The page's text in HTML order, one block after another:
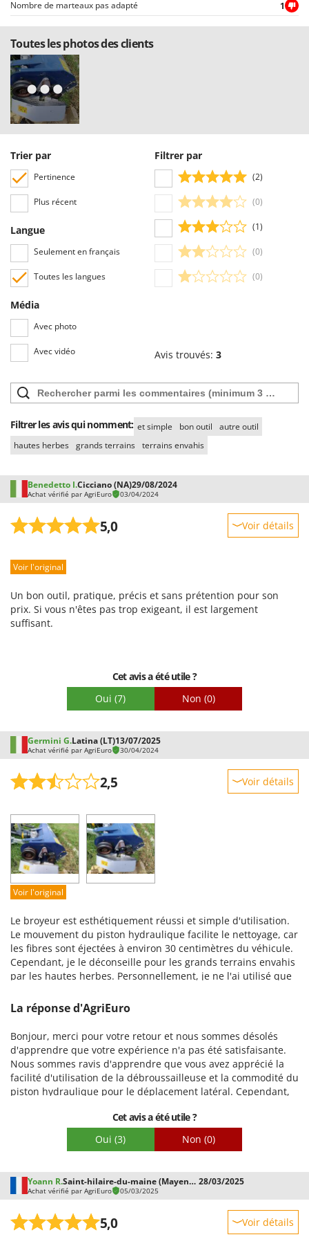
Worx
Y Yard Force
Z
Zanon
Zephir
ZGrills
Nombre de marteaux pas adapté
1
Toutes les photos des clients
Trier par
Pertinence
Plus récent
Langue
Seulement en français
Toutes les langues
Média
Avec photo
Avec vidéo
Filtrer par
(2)
(0)
(1)
(0)
(0)
Avis trouvés: 3
Filtrer les avis qui nomment: et simple bon outil
autre outil
hautes herbes grands terrains terrains envahis
Benedetto I.Cicciano (NA)29/08/2024
Achat vérifié par AgriEuro 03/04/2024
5,0 Voir détails
Prestations
Qualité / Prix
Facilité de montage
Voir l'original
Un bon outil, pratique, précis et sans prétention pour son
prix. Si vous n'êtes pas trop exigeant, il est largement
suffisant.
Cet avis a été utile ?
Oui (7) Non (0)
Germini G.Latina (LT)13/07/2025
Achat vérifié par AgriEuro 30/04/2024
2,5 Voir détails
Prestations
Facilité d'utilisation
Qualité / Prix
Facilité de montage
Voir l'original
Le broyeur est esthétiquement réussi et simple d'utilisation.
Le mouvement du piston hydraulique facilite le nettoyage, car
les fibres sont éjectées à environ 30 centimètres du véhicule.
Cependant, je le déconseille pour les grands terrains envahis
par les hautes herbes. Personnellement, je ne l'ai utilisé que
deux reprises. Malheureusement, il broie aussi bien les
herbes hautes, sèches que fraîches, ce qui provoque une
surchauffe et la destruction des courroies. Je ne le
recommande donc pas. À mes dépens, je vais devoir trouver
un autre outil de meilleure qualité.
La réponse d'AgriEuro
Bonjour, merci pour votre retour et nous sommes désolés
d'apprendre que votre expérience n'a pas été satisfaisante.
Nous sommes ravis d'apprendre que vous avez apprécié la
facilité d'utilisation de la débroussailleuse et la commodité du
piston hydraulique pour le déplacement latéral. Cependant,
n'est pas structurellement adapté à la tonte d'herbe très
haute, sèche ou humide, car il n'a pas été conçu pour un
usage aussi intensif. La machine ne possède pas de châssis
matière coupée, ni de trémie inspectable – contrairement aux
modèles haut de gamme, comme ceux de la série REA –
permettant d'intervenir en cas de blocage ou d'accumulation
excessive d'herbe. Une utilisation dans des conditions
incompatibles avec la conception du produit peut
Cet avis a été utile ?
Oui (3) Non (0)
Yoann R. Saint-hilaire-du-maine (Mayenne) 28/03/2025
Achat vérifié par AgriEuro 05/03/2025
5,0 Voir détails